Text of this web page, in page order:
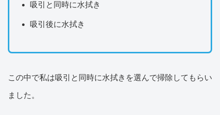
吸引と同時に水拭き
吸引後に水拭き
この中で私は吸引と同時に水拭きを選んで掃除してもらい
ました。